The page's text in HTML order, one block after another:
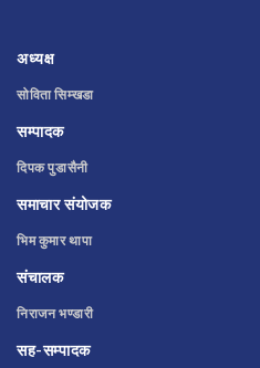
अध्यक्ष
सोविता सिम्खडा
सम्पादक
दिपक पुडासैनी
समाचार संयोजक
भिम कुमार थापा
संचालक
निराजन भण्डारी
सह-सम्पादक